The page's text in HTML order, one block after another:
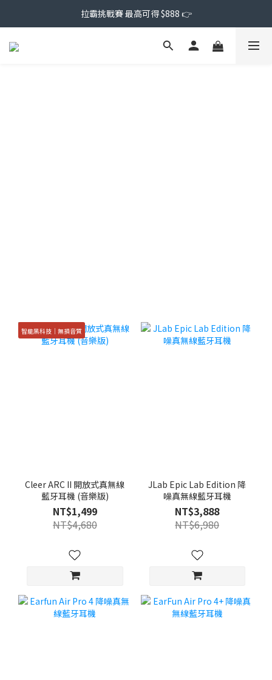
拉霸挑戰賽 最高可得 $888 👉
智能黑科技｜無損音質
Cleer ARC II 開放式真無線
藍牙耳機 (音樂版)
NT$1,499
NT$4,680
JLab Epic Lab Edition 降
噪真無線藍牙耳機
NT$3,888
NT$6,980